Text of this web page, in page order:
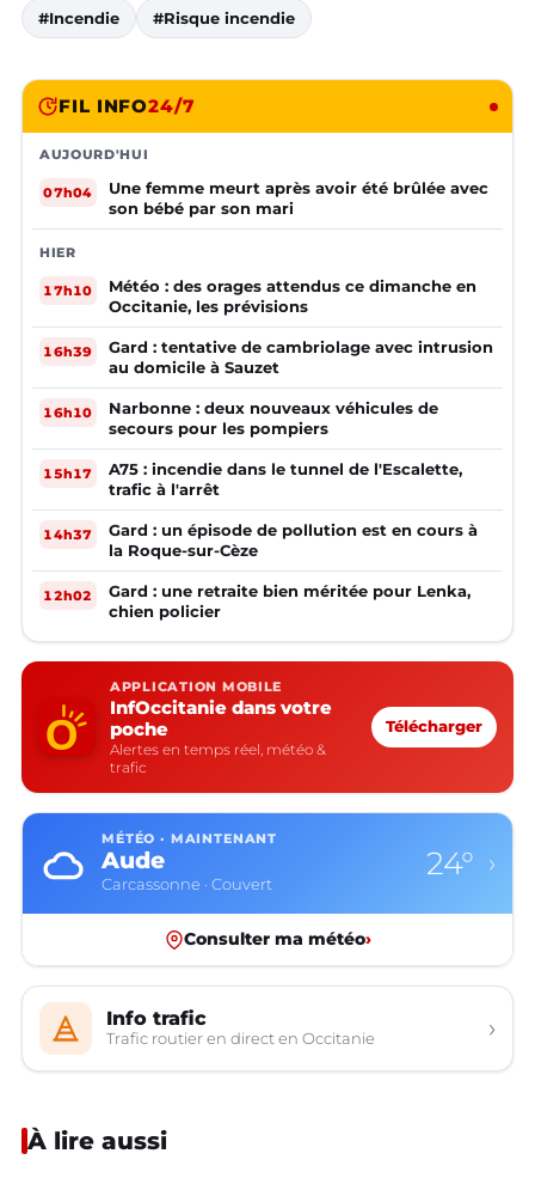
#Incendie #Risque incendie
FIL INFO24/7
AUJOURD'HUI
07h04
Une femme meurt après avoir été brûlée avec
son bébé par son mari
HIER
17h10
Météo : des orages attendus ce dimanche en
Occitanie, les prévisions
16h39
Gard : tentative de cambriolage avec intrusion
au domicile à Sauzet
16h10
Narbonne : deux nouveaux véhicules de
secours pour les pompiers
15h17
A75 : incendie dans le tunnel de l'Escalette,
trafic à l'arrêt
14h37
Gard : un épisode de pollution est en cours à
la Roque-sur-Cèze
12h02
Gard : une retraite bien méritée pour Lenka,
chien policier
APPLICATION MOBILE
InfOccitanie dans votre
poche
Alertes en temps réel, météo &
trafic
Télécharger
MÉTÉO · MAINTENANT
Aude
Carcassonne · Couvert
24° ›
Consulter ma météo›
Info trafic
Trafic routier en direct en Occitanie ›
À lire aussi